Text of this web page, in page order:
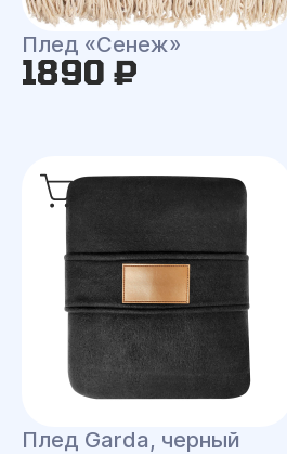
Плед «Сенеж»
1890 ₽
Плед Garda, черный